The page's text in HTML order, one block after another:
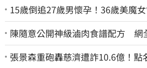
15歲倒追27歲男懷孕！36歲美魔
陳隨意公開神級滷肉食譜配方 網
張景森重砲轟慈濟遭詐10.6億！點